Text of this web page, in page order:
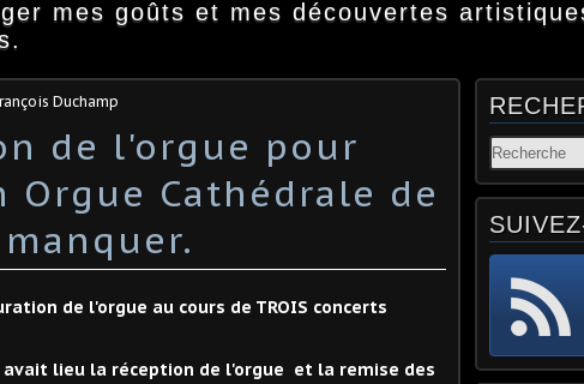
mes goûts et mes découvertes
Duchamp
de l'orgue pour
Cathédrale de
de l'orgue au cours de TROIS concerts
avait lieu la réception de l'orgue et la remise des